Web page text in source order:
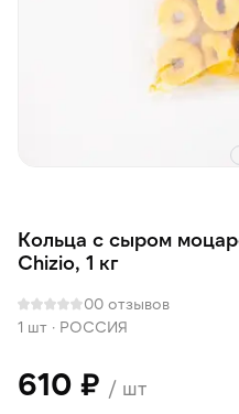
Кольца с сыром
Chizio, 1 кг
00 отзывов
1 шт · РОССИЯ
610 ₽ / шт